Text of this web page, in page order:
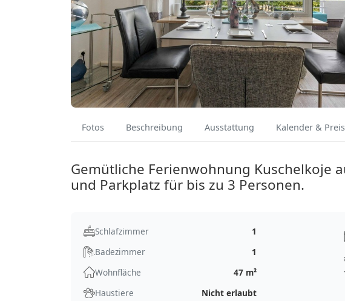
Fotos Beschreibung Ausstattung Kalender & Preis
Gemütliche Ferienwohnung Kuschelkoje
und Parkplatz für bis zu 3 Personen.
Schlafzimmer
1
Badezimmer
1
Wohnfläche
47 m²
Haustiere
Nicht erlaubt